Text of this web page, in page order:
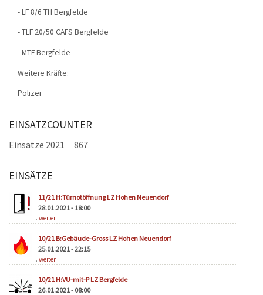
- LF 8/6 TH Bergfelde
- TLF 20/50 CAFS Bergfelde
- MTF Bergfelde
Weitere Kräfte:
Polizei
EINSATZCOUNTER
Einsätze 2021 867
EINSÄTZE
11/21 H:Türnotöffnung LZ Hohen Neuendorf
28.01.2021 - 18:00
... weiter
10/21 B:Gebäude-Gross LZ Hohen Neuendorf
25.01.2021 - 22:15
... weiter
10/21 H:VU-mit-P LZ Bergfelde
26.01.2021 - 08:00
Seiten